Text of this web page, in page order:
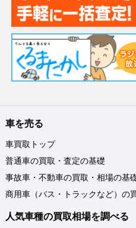
車を売る
車買取トップ
普通車の買取・査定の基礎
事故車・不動車の買取・相場の基
商用車（バス・トラックなど）の
人気車種の買取相場を調べる